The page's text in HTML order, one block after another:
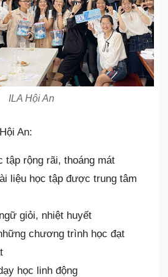
ILA Hội An
An:
tập rộng rãi, thoáng mát
liệu học tập được trung tâm
giỏi, nhiệt huyết
chương trình học đạt
học linh động